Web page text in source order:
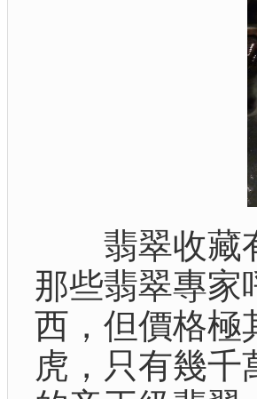
翡翠收藏有
那些翡翠專家
西，但價格極
虎，只有幾